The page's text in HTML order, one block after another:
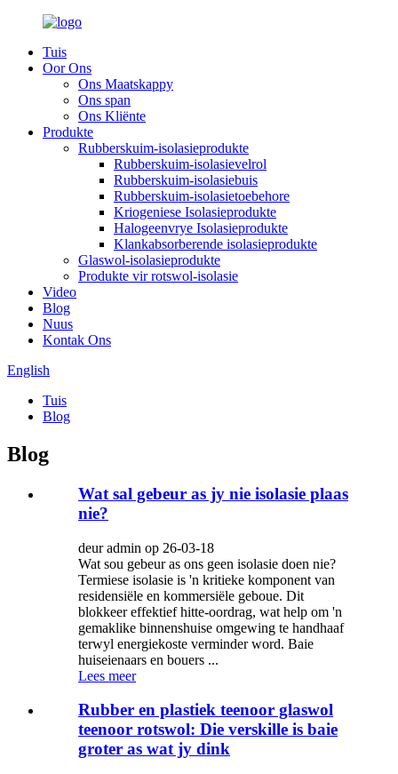
Tuis
Oor Ons
Ons Maatskappy
Ons span
Ons Kliënte
Produkte
Rubberskuim-isolasieprodukte
Rubberskuim-isolasievelrol
Rubberskuim-isolasiebuis
Rubberskuim-isolasietoebehore
Kriogeniese Isolasieprodukte
Halogeenvrye Isolasieprodukte
Klankabsorberende isolasieprodukte
Glaswol-isolasieprodukte
Produkte vir rotswol-isolasie
Video
Blog
Nuus
Kontak Ons
English
Tuis
Blog
Blog
Wat sal gebeur as jy nie isolasie plaas
nie?
deur admin op 26-03-18
Wat sou gebeur as ons geen isolasie doen nie?
Termiese isolasie is 'n kritieke komponent van
residensiële en kommersiële geboue. Dit
blokkeer effektief hitte-oordrag, wat help om 'n
gemaklike binnenshuise omgewing te handhaaf
terwyl energiekoste verminder word. Baie
huiseienaars en bouers ...
Lees meer
Rubber en plastiek teenoor glaswol
teenoor rotswol: Die verskille is baie
groter as wat jy dink